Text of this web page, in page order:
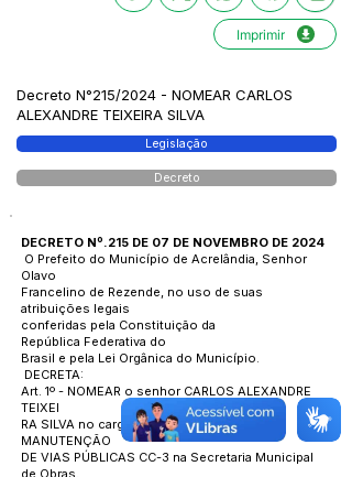
Imprimir
Decreto N°215/2024 - NOMEAR CARLOS
ALEXANDRE TEIXEIRA SILVA
Legislação
Decreto
DECRETO Nº.215 DE 07 DE NOVEMBRO DE 2024
O Prefeito do Município de Acrelândia, Senhor
Olavo
Francelino de Rezende, no uso de suas
atribuições legais
conferidas pela Constituição da
República Federativa do
Brasil e pela Lei Orgânica do Município.
DECRETA:
Art. 1º - NOMEAR o senhor CARLOS ALEXANDRE
TEIXEI
RA SILVA no cargo de COORDENADOR DE
MANUTENÇÃO
DE VIAS PÚBLICAS CC-3 na Secretaria Municipal
de Obras,